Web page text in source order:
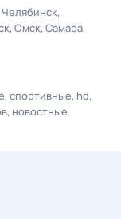
Челябинск
Омск Самара
спортивные hd
новостные